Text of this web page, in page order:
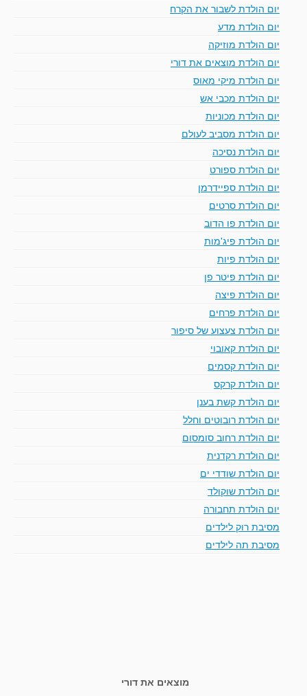
יום הולדת לשבור את הקרח
יום הולדת מדע
יום הולדת מוזיקה
יום הולדת מוצאים את דורי
יום הולדת מיקי מאוס
יום הולדת מכבי אש
יום הולדת מכוניות
יום הולדת מסביב לעולם
יום הולדת נסיכה
יום הולדת ספורט
יום הולדת ספיידרמן
יום הולדת סרטים
יום הולדת פו הדוב
יום הולדת פיג'מות
יום הולדת פיות
יום הולדת פיטר פן
יום הולדת פיצה
יום הולדת פרחים
יום הולדת צעצוע של סיפור
יום הולדת קאובוי
יום הולדת קסמים
יום הולדת קרקס
יום הולדת קשת בענן
יום הולדת רובוטים וחלל
יום הולדת רחוב סומסום
יום הולדת רקדנית
יום הולדת שודדי ים
יום הולדת שוקולד
יום הולדת תחבורה
מסיבת רוק לילדים
מסיבת תה לילדים
מוצאים את דורי